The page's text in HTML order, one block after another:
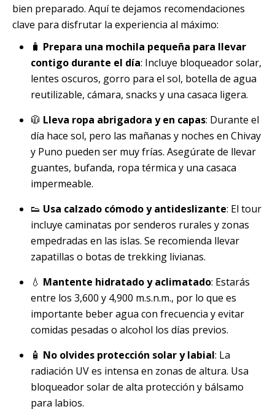
bien preparado. Aquí te dejamos recomendaciones
clave para disfrutar la experiencia al máximo:
🧳 Prepara una mochila pequeña para llevar
contigo durante el día: Incluye bloqueador solar,
lentes oscuros, gorro para el sol, botella de agua
reutilizable, cámara, snacks y una casaca ligera.
🧥 Lleva ropa abrigadora y en capas: Durante el
día hace sol, pero las mañanas y noches en Chivay
y Puno pueden ser muy frías. Asegúrate de llevar
guantes, bufanda, ropa térmica y una casaca
impermeable.
👟 Usa calzado cómodo y antideslizante: El tour
incluye caminatas por senderos rurales y zonas
empedradas en las islas. Se recomienda llevar
zapatillas o botas de trekking livianas.
💧 Mantente hidratado y aclimatado: Estarás
entre los 3,600 y 4,900 m.s.n.m., por lo que es
importante beber agua con frecuencia y evitar
comidas pesadas o alcohol los días previos.
🧴 No olvides protección solar y labial: La
radiación UV es intensa en zonas de altura. Usa
bloqueador solar de alta protección y bálsamo
para labios.